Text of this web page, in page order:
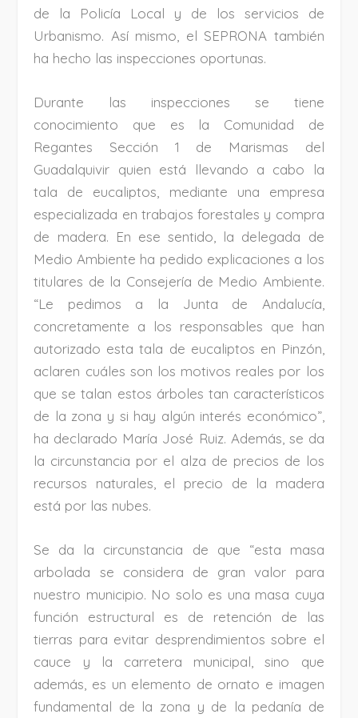
de la Policía Local y de los servicios de
Urbanismo. Así mismo, el SEPRONA también
ha hecho las inspecciones oportunas.
Durante las inspecciones se tiene
conocimiento que es la Comunidad de
Regantes Sección 1 de Marismas del
Guadalquivir quien está llevando a cabo la
tala de eucaliptos, mediante una empresa
especializada en trabajos forestales y compra
de madera. En ese sentido, la delegada de
Medio Ambiente ha pedido explicaciones a los
titulares de la Consejería de Medio Ambiente.
“Le pedimos a la Junta de Andalucía,
concretamente a los responsables que han
autorizado esta tala de eucaliptos en Pinzón,
aclaren cuáles son los motivos reales por los
que se talan estos árboles tan característicos
de la zona y si hay algún interés económico”,
ha declarado María José Ruiz. Además, se da
la circunstancia por el alza de precios de los
recursos naturales, el precio de la madera
está por las nubes.
Se da la circunstancia de que “esta masa
arbolada se considera de gran valor para
nuestro municipio. No solo es una masa cuya
función estructural es de retención de las
tierras para evitar desprendimientos sobre el
cauce y la carretera municipal, sino que
además, es un elemento de ornato e imagen
fundamental de la zona y de la pedanía de